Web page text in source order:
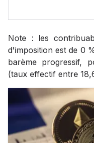
Note : les
d'imposition est de 0
barème progressif,
(taux effectif entre